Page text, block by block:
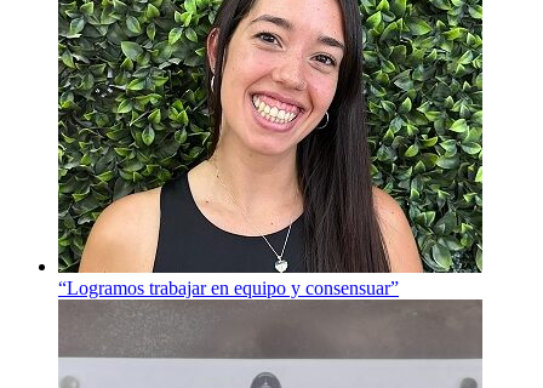
“Logramos trabajar en equipo y consensuar”